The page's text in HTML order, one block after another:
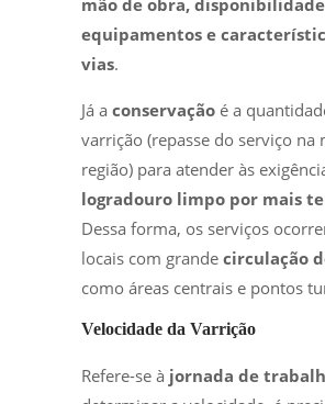
equipamentos e
vias.
Já a conservação é a
varrição (repasse do serviço na
região) para atender às
logradouro limpo por mais
Dessa forma, os serviços
locais com grande circulação
como áreas centrais e pontos
Velocidade da Varrição
Refere-se à jornada de